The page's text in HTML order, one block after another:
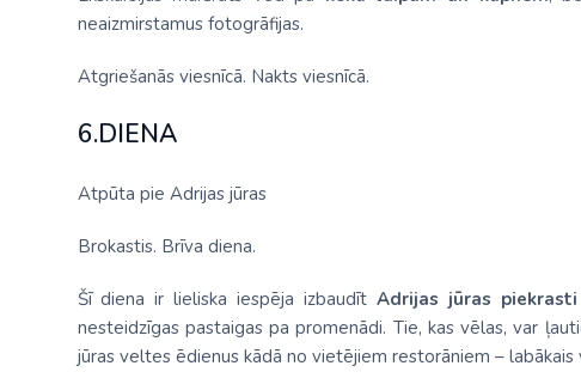
neaizmirstamus fotogrāfijas.
Atgriešanās viesnīcā. Nakts viesnīcā.
6.DIENA
Atpūta pie Adrijas jūras
Brokastis. Brīva diena.
Šī diena ir lieliska iespēja izbaudīt Adrijas jūras piekrasti
nesteidzīgas pastaigas pa promenādi. Tie, kas vēlas, var
jūras veltes ēdienus kādā no vietējiem restorāniem –